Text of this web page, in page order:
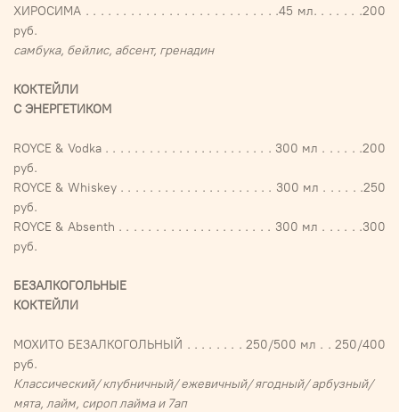
ХИРОСИМА . . . . . . . . . . . . . . . . . . . . . . . . . .45 мл. . . . . . .200
руб.
самбука, бейлис, абсент, гренадин
КОКТЕЙЛИ
С ЭНЕРГЕТИКОМ
ROYCE & Vodka . . . . . . . . . . . . . . . . . . . . . . . 300 мл . . . . . .200
руб.
ROYCE & Whiskey . . . . . . . . . . . . . . . . . . . . . 300 мл . . . . . .250
руб.
ROYCE & Absenth . . . . . . . . . . . . . . . . . . . . . 300 мл . . . . . .300
руб.
БЕЗАЛКОГОЛЬНЫЕ
КОКТЕЙЛИ
МОХИТО БЕЗАЛКОГОЛЬНЫЙ . . . . . . . . 250/500 мл . . 250/400
руб.
Классический/ клубничный/ ежевичный/ ягодный/ арбузный/
мята, лайм, сироп лайма и 7ап